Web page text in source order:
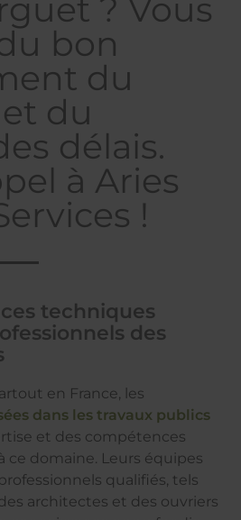
? Vous
bon
du
du
délais.
à Aries
!
techniques
des
en France, les
dans les travaux publics
et des compétences
ce domaine. Leurs équipes
qualifiés, tels
architectes et des ouvriers